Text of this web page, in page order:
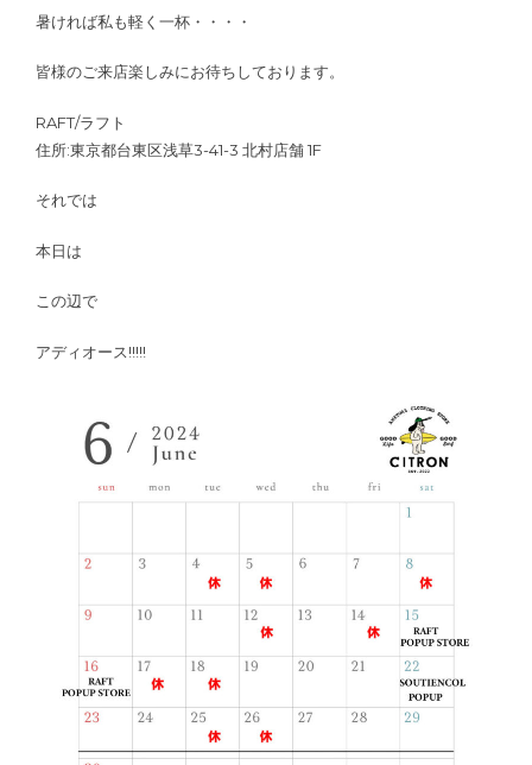
暑ければ私も軽く一杯・・・・
皆様のご来店楽しみにお待ちしております。
RAFT/ラフト
住所:東京都台東区浅草3-41-3 北村店舗 1F
それでは
本日は
この辺で
アディオース!!!!!